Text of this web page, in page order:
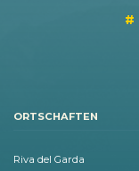
ORTSCHAFTEN
Riva del Garda